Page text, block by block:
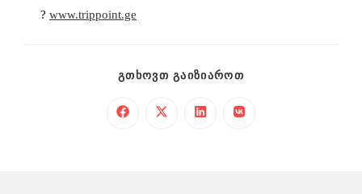
? www.trippoint.ge
ᲒᲗᲮᲝᲕᲗ ᲒᲐᲘᲖᲘᲐᲠᲝᲗ